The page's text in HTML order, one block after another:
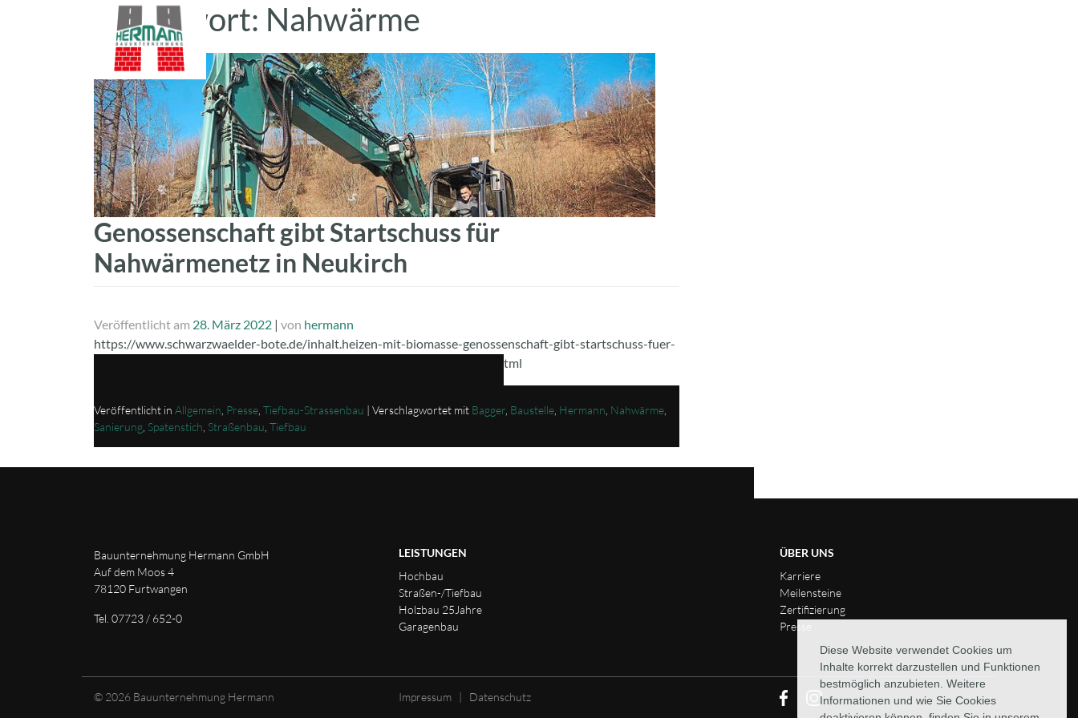
Diese Website verwendet Cookies um
Inhalte korrekt darzustellen und Funktionen
bestmöglich anzubieten. Weitere
Informationen und wie Sie Cookies
Schlagwort: Nahwärme
Genossenschaft gibt Startschuss für
Nahwärmenetz in Neukirch
Veröffentlicht am 28. März 2022 | von hermann
https://www.schwarzwaelder-bote.de/inhalt.heizen-mit-biomasse-genossenschaft-gibt-startschuss-fuer-
nahwaermenetz-in-neukirch.411b4b97-9680-4a5a-a0ee-67ae455b633f.html
Veröffentlicht in Allgemein Presse Tiefbau-Strassenbau | Verschlagwortet mit Bagger Baustelle Hermann Nahwärme
Sanierung Spatenstich Straßenbau Tiefbau
Bauunternehmung Hermann GmbH
Auf dem Moos 4
78120 Furtwangen
Tel. 07723 / 652-0
LEISTUNGEN
Hochbau
Straßen-/Tiefbau
Holzbau 25Jahre
Garagenbau
ÜBER UNS
Karriere
Meilensteine
Zertifizierung
Presse
© 2026 Bauunternehmung Hermann Impressum | Datenschutz